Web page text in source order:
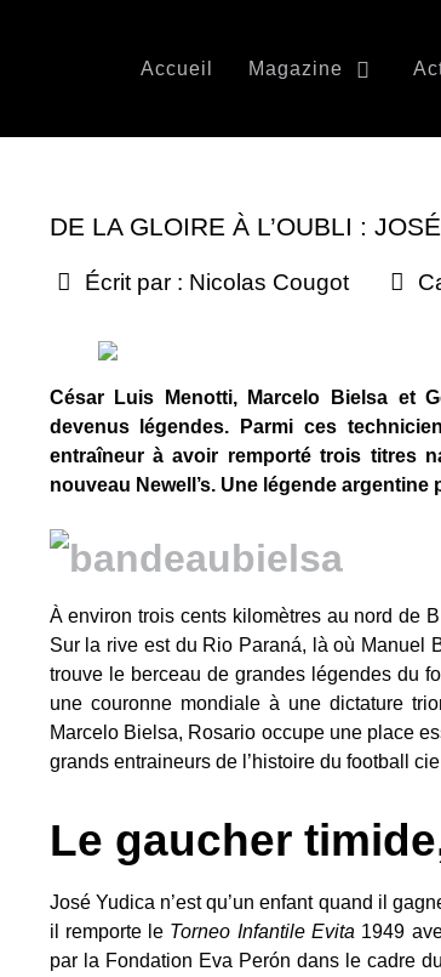
Accueil Magazine
DE LA GLOIRE À L’OUBLI :
Écrit par : Nicolas Cougot
César Luis Menotti, Marcelo Bielsa et
devenus légendes. Parmi ces
entraîneur à avoir remporté trois titres
nouveau Newell’s. Une légende argentine
À environ trois cents kilomètres au nord de
Sur la rive est du Rio Paraná, là où Manuel
trouve le berceau de grandes légendes du
une couronne mondiale à une dictature
Marcelo Bielsa, Rosario occupe une place
grands entraineurs de l’histoire du football
Le gaucher
José Yudica n’est qu’un enfant quand il
il remporte le Torneo Infantile Evita 1949
par la Fondation Eva Perón dans le cadre